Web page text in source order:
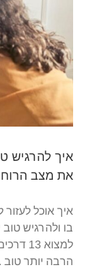
את מצב הרוח
איך אוכל
בו ולהרגיש
הרבה יותר